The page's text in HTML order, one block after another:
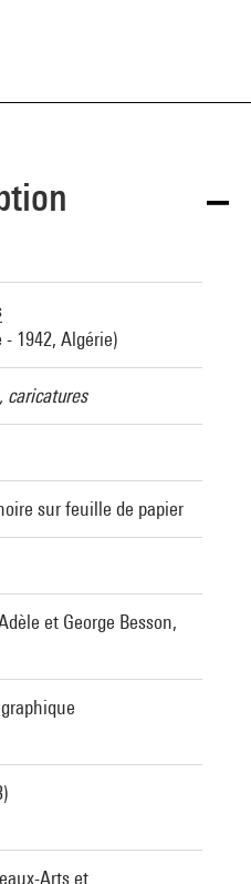
- 1942, Algérie)
caricatures
sur feuille de papier
et George Besson,
Arts et